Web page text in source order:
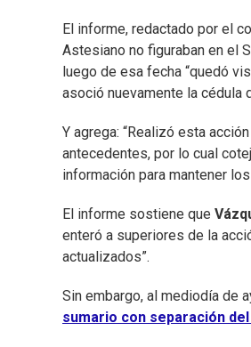
El informe, redactado por el
Astesiano no figuraban en el
luego de esa fecha “quedó
asoció nuevamente la cédula
Y agrega: “Realizó esta
antecedentes, por lo cual
información para mantener
El informe sostiene que
enteró a superiores de la
actualizados”.
Sin embargo, al mediodía de
sumario con separación